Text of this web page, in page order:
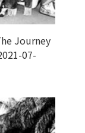
Journey
07-